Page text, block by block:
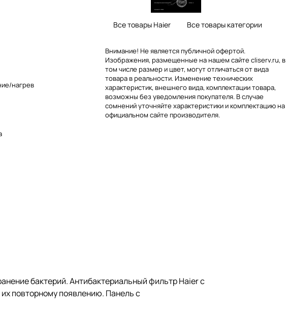
нагрев
Все товары Haier Все товары категории
Внимание! Не является публичной офертой.
Изображения, размещенные на нашем сайте cliserv.ru, в
том числе размер и цвет, могут отличаться от вида
товара в реальности. Изменение технических
характеристик, внешнего вида, комплектации товара,
возможны без уведомления покупателя. В случае
сомнений уточняйте характеристики и комплектацию на
официальном сайте производителя.
бактерий. Антибактериальный фильтр Haier с
повторному появлению. Панель с